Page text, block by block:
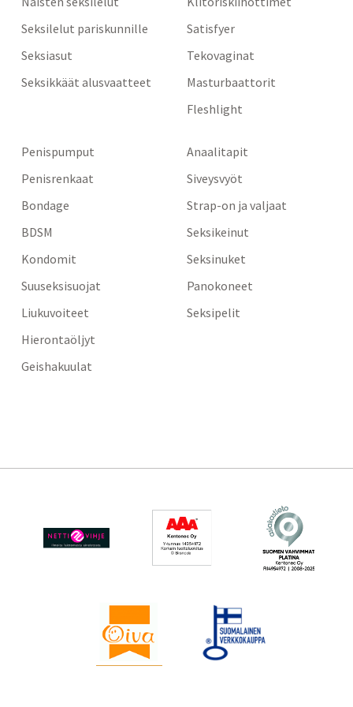
Seksilelut pariskunnille
Seksiasut
Seksikkäät alusvaatteet
Satisfyer
Tekovaginat
Masturbaattorit
Fleshlight
Penispumput
Penisrenkaat
Bondage
BDSM
Kondomit
Suuseksisuojat
Liukuvoiteet
Hierontaöljyt
Geishakuulat
Anaalitapit
Siveysvyöt
Strap-on ja valjaat
Seksikeinut
Seksinuket
Panokoneet
Seksipelit